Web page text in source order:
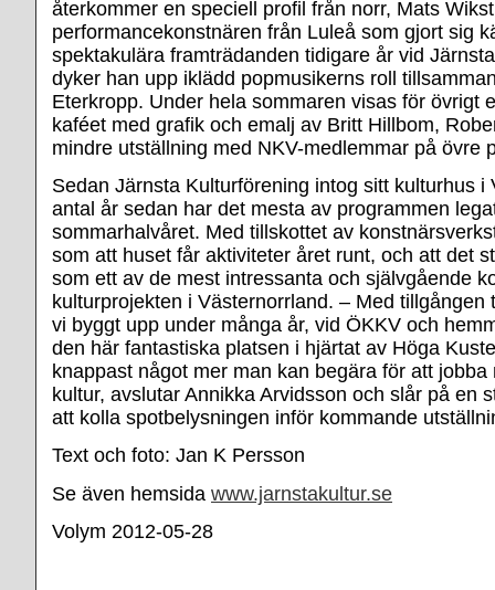
återkommer en speciell profil från norr, Mats
performancekonstnären från Luleå som gjort sig
spektakulära framträdanden tidigare år vid
dyker han upp iklädd popmusikerns roll
Eterkropp. Under hela sommaren visas för övrigt
kaféet med grafik och emalj av Britt Hillbom,
mindre utställning med NKV-medlemmar på övre
Sedan Järnsta Kulturförening intog sitt kulturhus i
antal år sedan har det mesta av programmen
sommarhalvåret. Med tillskottet av
som att huset får aktiviteter året runt, och att det
som ett av de mest intressanta och självgående
kulturprojekten i Västernorrland. – Med tillgången
vi byggt upp under många år, vid ÖKKV och
den här fantastiska platsen i hjärtat av Höga
knappast något mer man kan begära för att jobba
kultur, avslutar Annikka Arvidsson och slår på en
att kolla spotbelysningen inför kommande
Text och foto: Jan K Persson
Se även hemsida www.jarnstakultur.se
Volym 2012-05-28